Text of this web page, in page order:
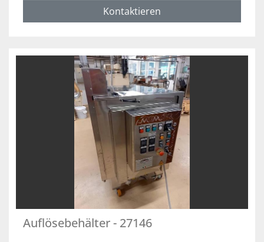
Kontaktieren
Auflösebehälter - 27146